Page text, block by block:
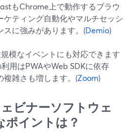
もChrome上で動作するブラウ
ケティング自動化やマルチセッシ
スに強みがあります。(Demio)
模なイベントにも対応できます
用はPWAやWeb SDKに依存
複雑さも増します。(Zoom)
ビナーソフトウェ
ポイントは？